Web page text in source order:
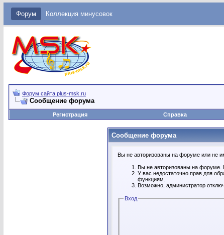
Форум Коллекция минусовок
Форум сайта plus-msk.ru
Сообщение форума
Регистрация
Справка
Сообщение форума
Вы не авторизованы на форуме или не
Вы не авторизованы на форуме.
У вас недостаточно прав для
функциям.
Возможно, администратор
Вход